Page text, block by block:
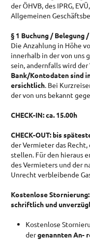
der ÖHVB, des IPRG,
Allgemeinen
§ 1 Buchung / Belegung
Die Anzahlung in Höhe
innerhalb in der von uns
sein, andernfalls wird
Bank/Kontodaten sind
ersichtlich. Bei
der von uns bekannt
CHECK-IN: ca. 15.00h
CHECK-OUT: bis
der Vermieter das
stellen. Für den hieraus
des Vermieters und der
Unrecht verbleibende
Kostenlose
schriftlich und
Kostenlose
dergenannten An-
Doppelzimmer
Doppelzimmer
PREISE & AGBS
Preisliste
AGBs Zimmer
AGBs
ANREISE
ANFRAGE
SKIVERLEIHT &
IMPRESSUM